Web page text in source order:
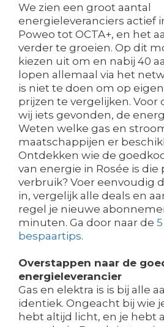
We zien een groot aantal
energieleveranciers actief
Poweo tot OCTA+, en het
verder te groeien. Op dit
kiezen uit om en nabij 40
lopen allemaal via het
is niet te doen om op
prijzen te vergelijken. Voor
wij iets gevonden, de
Weten welke gas en
maatschappijen er
Ontdekken wie de
van energie in Rosée is die
verbruik? Voer eenvoudig
in, vergelijk alle deals en
regel je nieuwe
minuten. Ga door naar de
bespaartips.
Overstappen naar de
energieleverancier
Gas en elektra is is bij alle
identiek. Ongeacht bij wie
hebt altijd licht, en je hebt